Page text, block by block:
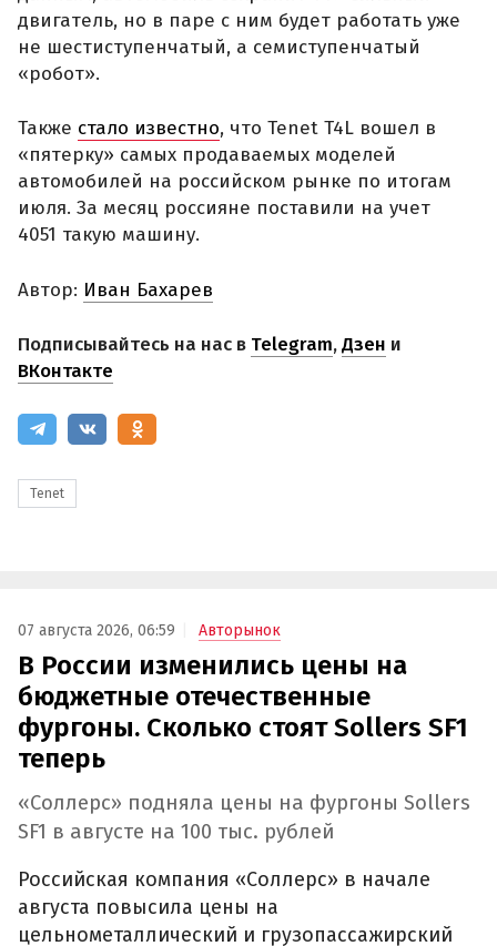
двигатель, но в паре с ним будет работать уже
не шестиступенчатый, а семиступенчатый
«робот».
Также стало известно, что Tenet T4L вошел в
«пятерку» самых продаваемых моделей
автомобилей на российском рынке по итогам
июля. За месяц россияне поставили на учет
4051 такую машину.
Автор: Иван Бахарев
Подписывайтесь на нас в Telegram,Дзен и
ВКонтакте
Tenet
07 августа 2026, 06:59 Авторынок
В России изменились цены на
бюджетные отечественные
фургоны. Сколько стоят Sollers SF1
теперь
«Соллерс» подняла цены на фургоны Sollers
SF1 в августе на 100 тыс. рублей
Российская компания «Соллерс» в начале
августа повысила цены на
цельнометаллический и грузопассажирский